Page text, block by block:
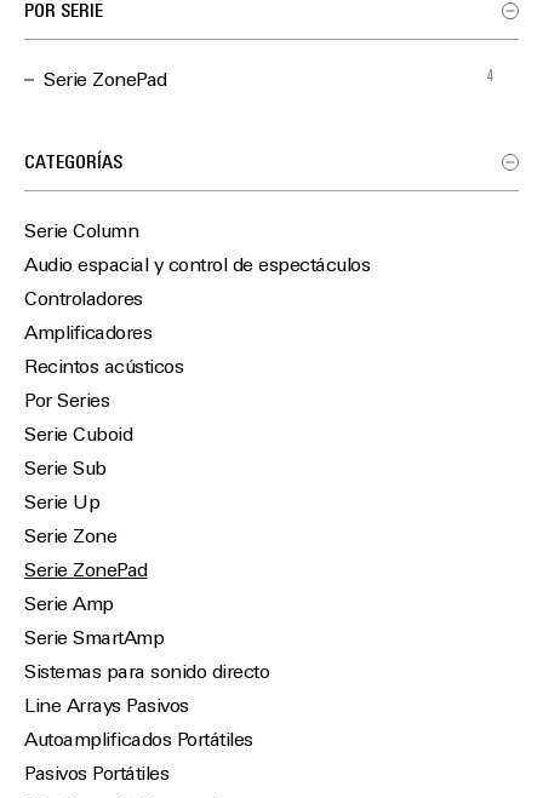
POR SERIE
Serie ZonePad 4
CATEGORÍAS
Serie Column
Audio espacial y control de espectáculos
Controladores
Amplificadores
Recintos acústicos
Por Series
Serie Cuboid
Serie Sub
Serie Up
Serie Zone
Serie ZonePad
Serie Amp
Serie SmartAmp
Sistemas para sonido directo
Line Arrays Pasivos
Autoamplificados Portátiles
Pasivos Portátiles